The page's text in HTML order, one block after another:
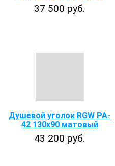
37 500 руб.
Душевой уголок RGW PA-
42 130x90 матовый
43 200 руб.